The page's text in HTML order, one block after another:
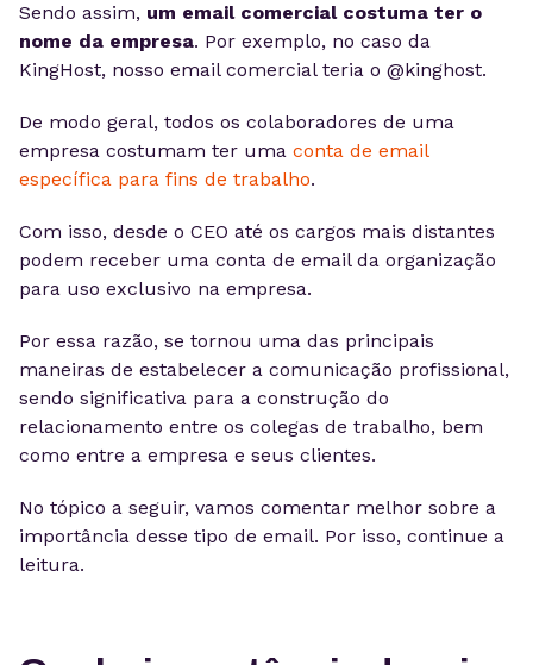
Sendo assim, um email comercial costuma ter o
nome da empresa. Por exemplo, no caso da
KingHost, nosso email comercial teria o @kinghost.
De modo geral, todos os colaboradores de uma
empresa costumam ter uma conta de email
específica para fins de trabalho.
Com isso, desde o CEO até os cargos mais distantes
podem receber uma conta de email da organização
para uso exclusivo na empresa.
Por essa razão, se tornou uma das principais
maneiras de estabelecer a comunicação profissional,
sendo significativa para a construção do
relacionamento entre os colegas de trabalho, bem
como entre a empresa e seus clientes.
No tópico a seguir, vamos comentar melhor sobre a
importância desse tipo de email. Por isso, continue a
leitura.